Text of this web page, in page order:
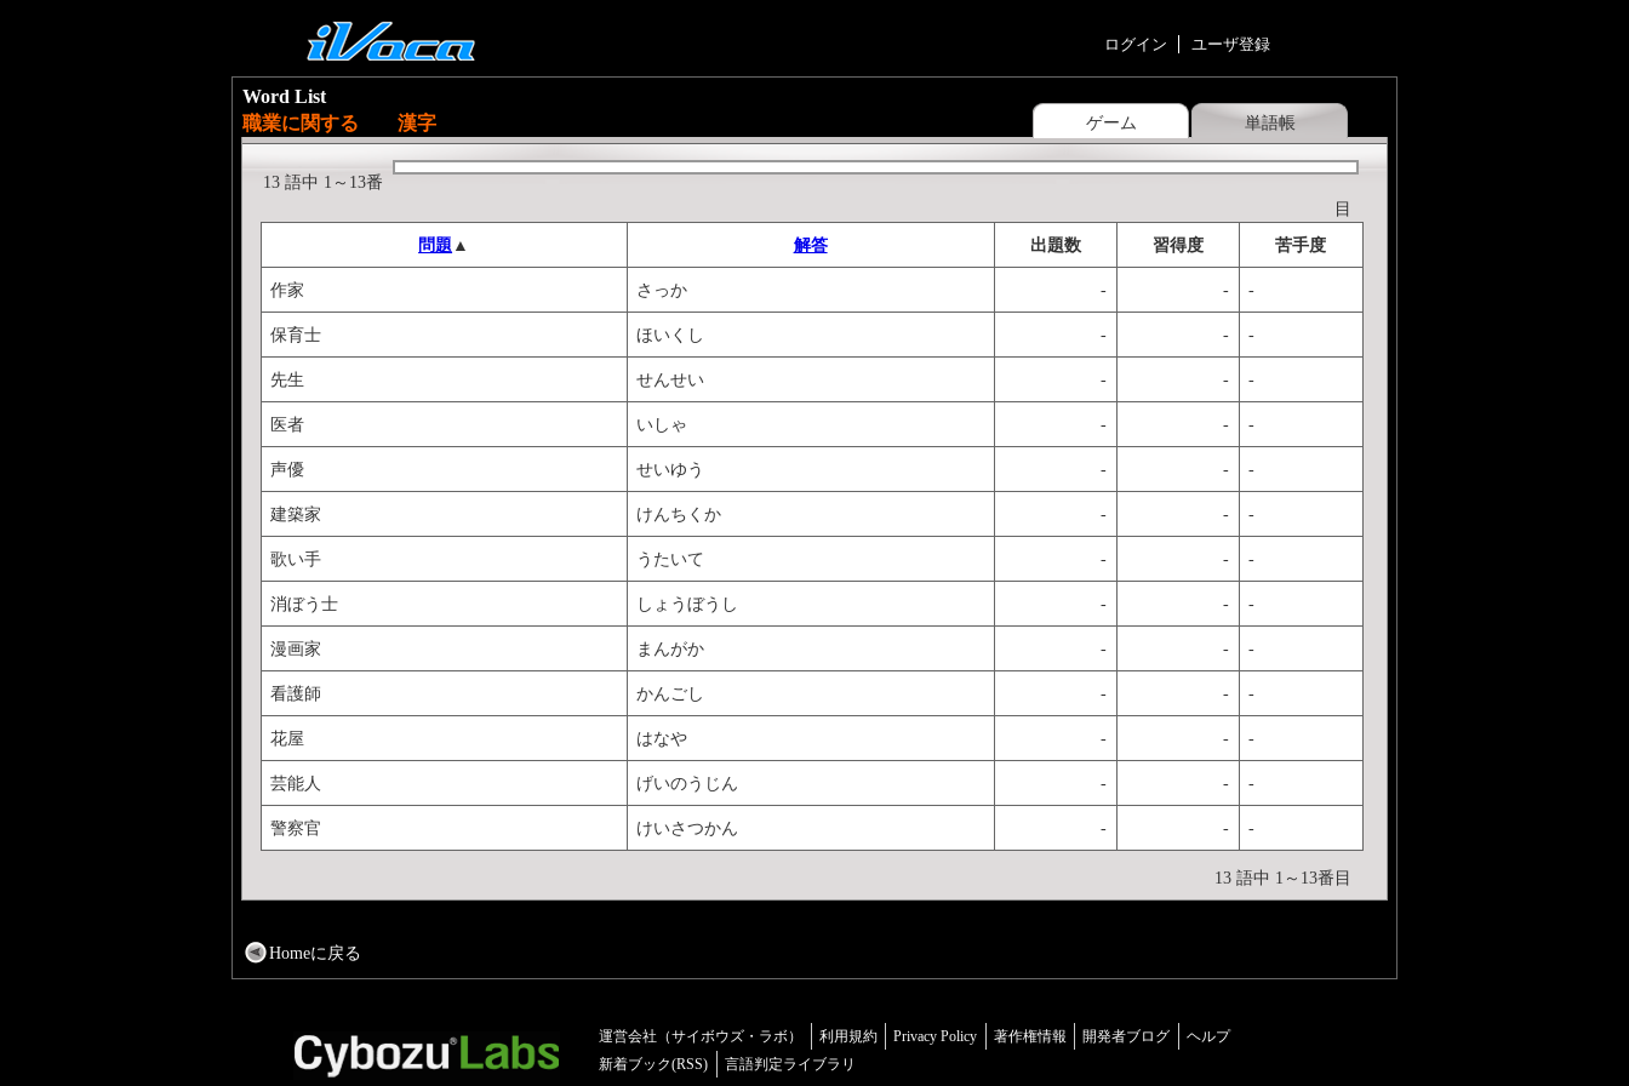
ログイン ユーザ登録
ゲーム 単語帳
Word List
職業に関する 漢字
13 語中 1～13番
目
問題 ▲ 解答 出題数 習得度 苦手度
作家 さっか - - -
保育士 ほいくし - - -
先生 せんせい - - -
医者 いしゃ - - -
声優 せいゆう - - -
建築家 けんちくか - - -
歌い手 うたいて - - -
消ぼう士 しょうぼうし - - -
漫画家 まんがか - - -
看護師 かんごし - - -
花屋 はなや - - -
芸能人 げいのうじん - - -
警察官 けいさつかん - - -
13 語中 1～13番目
Homeに戻る
運営会社（サイボウズ・ラボ） 利用規約 Privacy Policy 著作権情報 開発者ブログ
ヘルプ
新着ブック(RSS)
言語判定ライブラリ